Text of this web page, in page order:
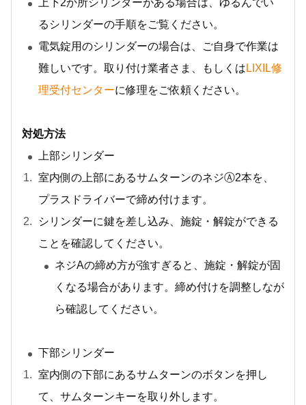
上下2か所シリンダーがある場合は、ゆるんでい
るシリンダーの手順をご覧ください。
電気錠用のシリンダーの場合は、ご自身で作業は
難しいです。取り付け業者さま、もしくは LIXIL修
理受付センターに修理をご依頼ください。
対処方法
上部シリンダー
室内側の上部にあるサムターンのネジⒶ2本を、
プラスドライバーで締め付けます。
シリンダーに鍵を差し込み、施錠・解錠ができる
ことを確認してください。
ネジAの締め方が強すぎると、施錠・解錠が固
くなる場合があります。締め付けを調整しなが
ら確認してください。
下部シリンダー
室内側の下部にあるサムターンのボタンを押し
て、サムターンキーを取り外します。